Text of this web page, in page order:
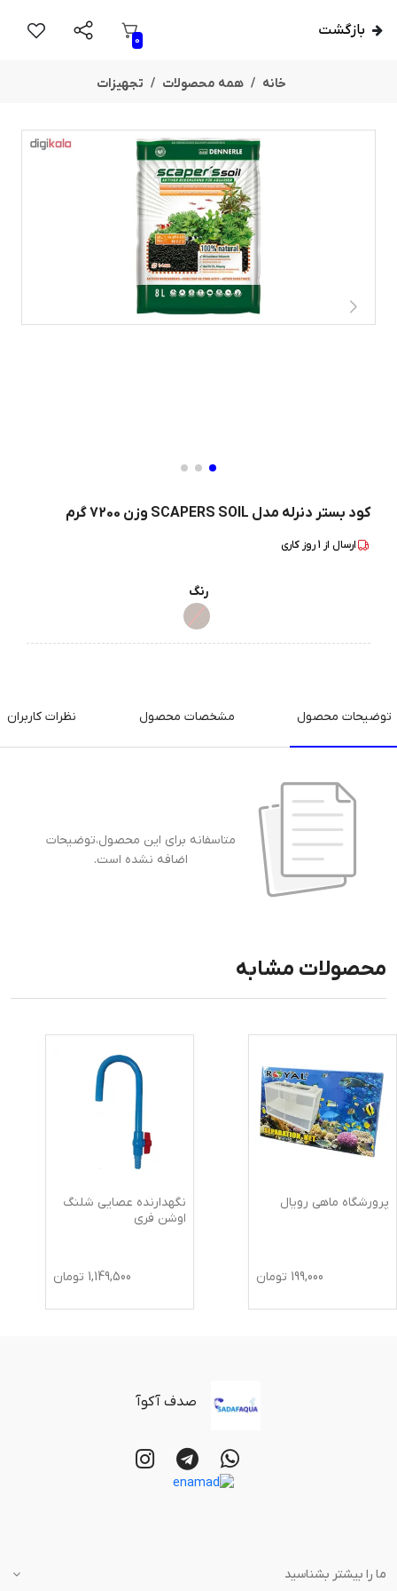
بازگشت
0
خانه همه محصولات تجهیزات
کود بستر دنرله مدل SCAPERS SOIL وزن 7200 گرم
ارسال از 1روز کاری
رنگ
توضیحات محصول مشخصات محصول نظرات کاربران
متاسفانه برای این محصول،توضیحات
اضافه نشده است.
محصولات مشابه
پرورشگاه ماهی رویال
199,000 تومان
نگهدارنده عصایی شلنگ
اوشن فری
1,149,500 تومان
صدف آکوآ
ما را بیشتر بشناسید